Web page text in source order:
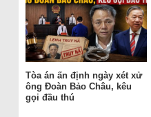
Tòa án ấn định ngày xét xử
ông Đoàn Bảo Châu, kêu
gọi đầu thú